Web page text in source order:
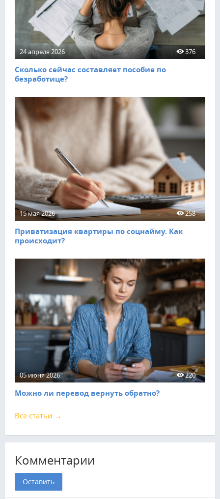
24 апреля 2026 376
Сколько сейчас составляет пособие по
безработице?
15 мая 2026 258
Приватизация квартиры по соцнайму. Как
происходит?
05 июня 2026 220
Можно ли перевод вернуть обратно?
Все статьи →
Комментарии
Оставить